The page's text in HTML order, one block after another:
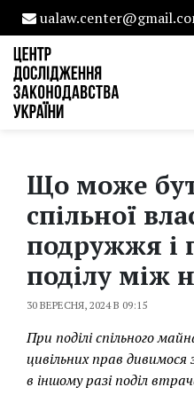
Що може
спільної
подружжя і
поділу між
30 ВЕРЕСНЯ, 2024 В 09:15
При поділі спільного
цивільних прав дивимося
в іншому разі поділ